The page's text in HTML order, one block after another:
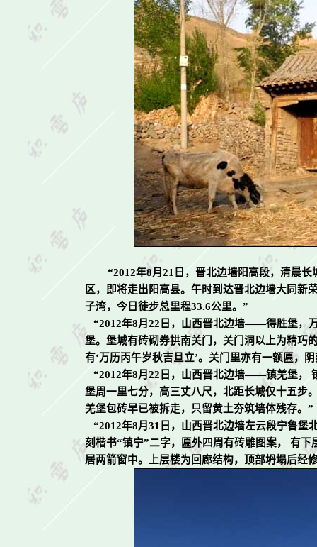
“2012年8月 21 日，晋北边墙阳高段，清晨
区，即将走出阳高县。午时到达晋北边墙大同新
子湾，今日徒步总里程33.6公里。”
“2012年8月 22 日，山西晋北边墙——得胜堡，
堡。堡城有砖砌券拱南关门，关门洞以上为精巧
有‘万历丙午岁秋吉旦立’。关门里亦有一额匾，
“2012年8月 22 日，山西晋北边墙——镇羌堡，
堡周一里七分，高三丈八尺，北距长城仅十五步
羌堡包砖早已被拆走，只留黄土夯筑墙体残存。”
“2012年8月 31 日，山西晋北边墙左云段宁鲁堡
刻楷书“镇宁”二字，匾外四周有砖雕图案， 有下
居两箭窗中。上层楼为回廊结构，顶部坍塌后经